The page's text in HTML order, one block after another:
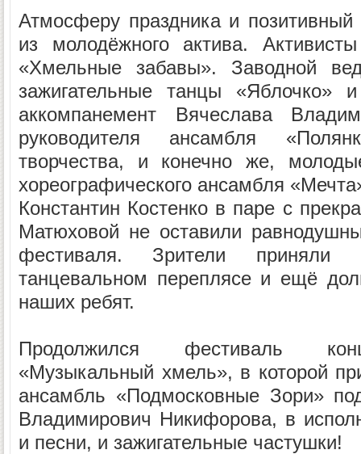
Атмосферу праздника и позитивный
из молодёжного актива.
«Хмельные забавы». Заводной
зажигательные танцы «Яблочко»
аккомпанемент Вячеслава
руководителя ансамбля
творчества, и конечно же,
хореографического ансамбля
Константин Костенко в паре с
Матюховой не оставили
фестиваля. Зрители приняли
танцевальном переплясе и ещё
наших ребят.
Продолжился фестиваль
«Музыкальный хмель», в которой
ансамбль «Подмосковные Зори»
Владимирович Никифорова, в
и песни, и зажигательные частушки!